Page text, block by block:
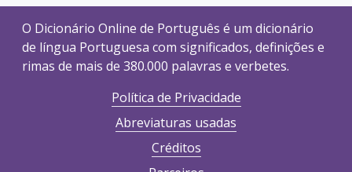
O Dicionário Online de Português é um dicionário
de língua Portuguesa com significados, definições e
rimas de mais de 380.000 palavras e verbetes.
Política de Privacidade
Abreviaturas usadas
Créditos